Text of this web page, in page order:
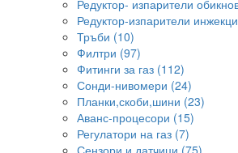
Редуктор- изпарители
Редуктор-изпарители
Тръби (10)
Филтри (97)
Фитинги за газ (112)
Сонди-нивомери (24)
Планки,скоби,шини (23)
Аванс-процесори (15)
Регулатори на газ (7)